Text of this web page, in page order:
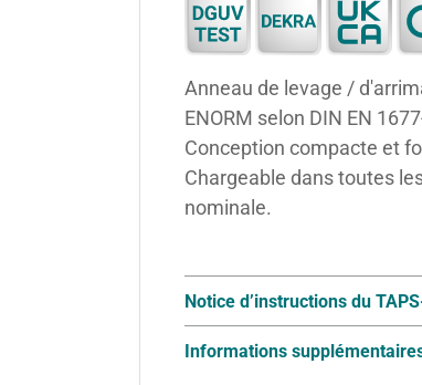
Anneau de levage /
ENORM selon DIN EN
Conception compacte et
Chargeable dans toutes
nominale.
Notice d’instructions du
Informations